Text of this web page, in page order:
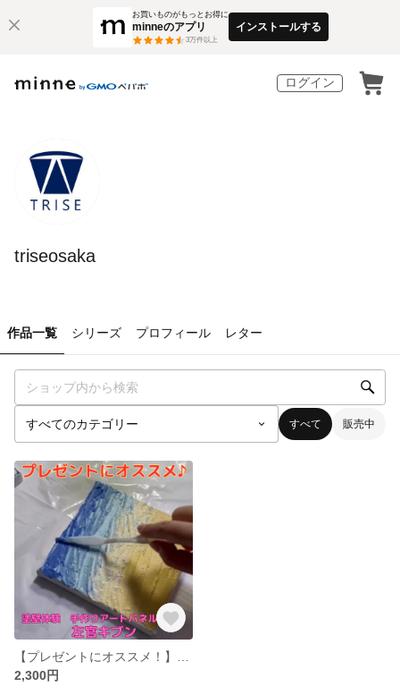
お買いものがもっとお得に
minneのアプリ
3万件以上
インストールする
ログイン
triseosaka
作品一覧 シリーズ プロフィール レター
すべて 販売中
2,300円